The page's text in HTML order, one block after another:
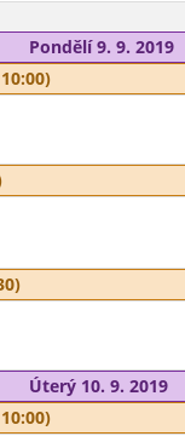
Pondělí 9. 9. 2019
Úterý 10. 9. 2019